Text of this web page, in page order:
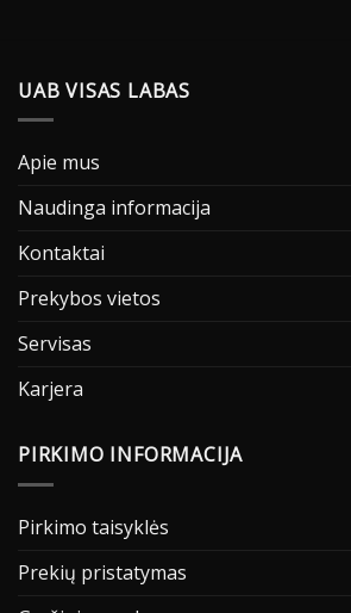
UAB VISAS LABAS
Apie mus
Naudinga informacija
Kontaktai
Prekybos vietos
Servisas
Karjera
PIRKIMO INFORMACIJA
Pirkimo taisyklės
Prekių pristatymas